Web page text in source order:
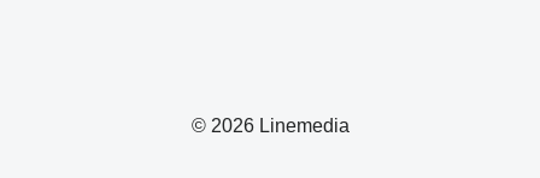
© 2026 Linemedia